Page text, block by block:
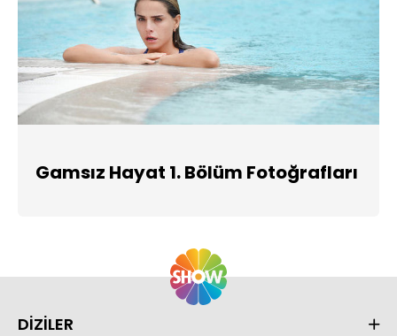
Gamsız Hayat 1. Bölüm Fotoğrafları
DİZİLER